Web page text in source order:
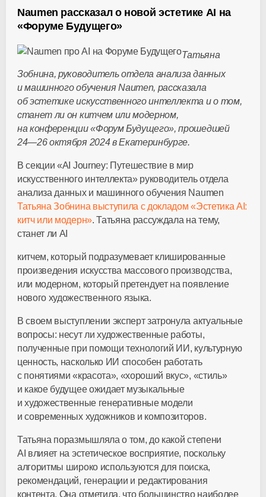
Naumen рассказал о новой эстетике AI на
«Форуме Будущего»
Татьяна
Зобнина, руководитель отдела анализа данных
и машинного обучения Naumen, рассказала
об эстетике искусственного интеллекта и о том,
станет ли он китчем или модерном,
на конференции «Форум Будущего», прошедшей
24—26 октября2024 в Екатеринбурге.
В секции «AI Journey: Путешествие в мир
искусственного интеллекта» руководитель отдела
анализа данных и машинного обучения Naumen
Татьяна Зобнина выступила с докладом «Эстетика AI:
китч или модерн». Татьяна рассуждала на тему,
станет ли AI
китчем, который подразумевает клишированные
произведения искусства массового производства,
или модерном, который претендует на появление
нового художественного языка.
В своем выступлении эксперт затронула актуальные
вопросы: несут ли художественные работы,
полученные при помощи технологий ИИ, культурную
ценность, насколько ИИ способен работать
с понятиями «красота», «хороший вкус», «стиль»
и какое будущее ожидает музыкальные
и художественные генеративные модели
и современных художников и композиторов.
Татьяна поразмышляла о том, до какой степени
AI влияет на эстетическое восприятие, поскольку
алгоритмы широко используются для поиска,
рекомендаций, генерации и редактирования
контента. Она отметила, что большинство наиболее